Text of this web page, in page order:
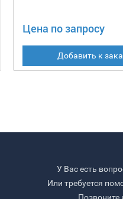
Цена по запросу
Добавить к
У Вас есть
Или требуется